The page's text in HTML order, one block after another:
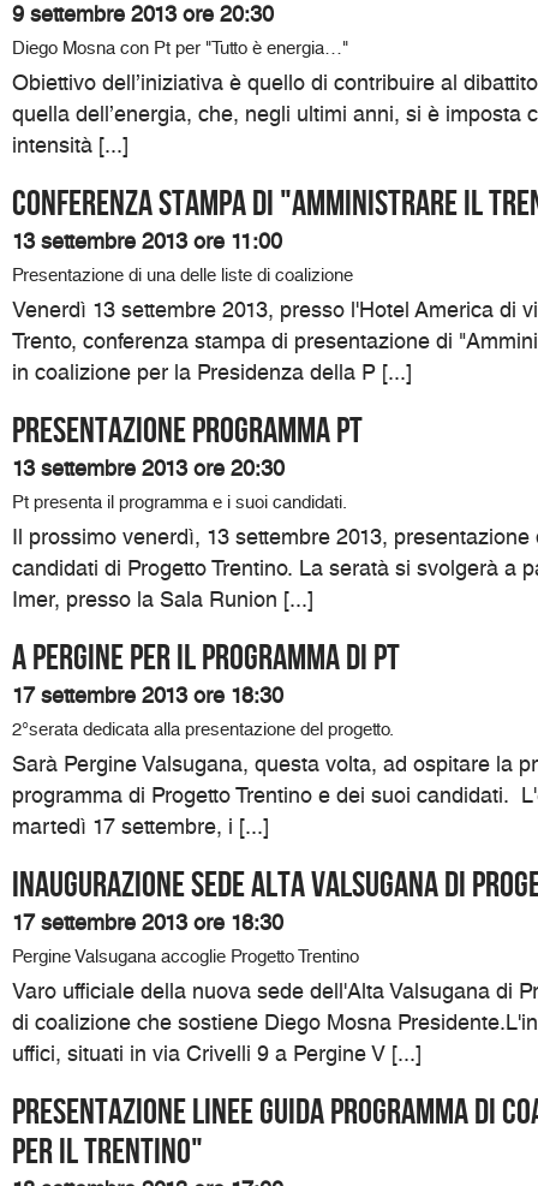
9 settembre 2013 ore 20:30
Diego Mosna con Pt per "Tutto è energia…"
Obiettivo dell’iniziativa è quello di contribuire al
quella dell’energia, che, negli ultimi anni, si è imposta
intensità [...]
Conferenza Stampa di "Amministrare il
13 settembre 2013 ore 11:00
Presentazione di una delle liste di coalizione
Venerdì 13 settembre 2013, presso l'Hotel America di
Trento, conferenza stampa di presentazione di
in coalizione per la Presidenza della P [...]
Presentazione programma Pt
13 settembre 2013 ore 20:30
Pt presenta il programma e i suoi candidati.
Il prossimo venerdì, 13 settembre 2013,
candidati di Progetto Trentino. La seratà si svolgerà a
Imer, presso la Sala Runion [...]
A Pergine per il programma di Pt
17 settembre 2013 ore 18:30
2°serata dedicata alla presentazione del progetto.
Sarà Pergine Valsugana, questa volta, ad ospitare la
programma di Progetto Trentino e dei suoi candidati.
martedì 17 settembre, i [...]
Inaugurazione sede Alta Valsugana di
17 settembre 2013 ore 18:30
Pergine Valsugana accoglie Progetto Trentino
Varo ufficiale della nuova sede dell'Alta Valsugana di
di coalizione che sostiene Diego Mosna
uffici, situati in via Crivelli 9 a Pergine V [...]
Presentazione linee guida programma di
per il Trentino"